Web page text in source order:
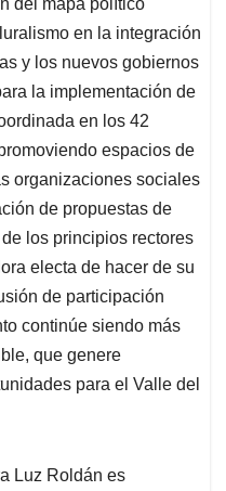
del mapa político
en la integración
y los nuevos gobiernos
la implementación de
en los 42
espacios de
organizaciones sociales
de propuestas de
los principios rectores
electa de hacer de su
de participación
continúe siendo más
que genere
para el Valle del
Luz Roldán es